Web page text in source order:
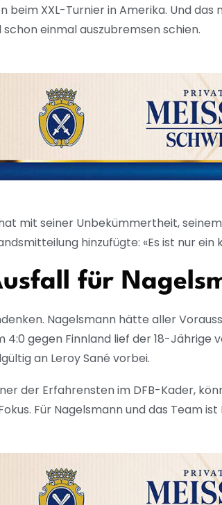
XXL-Turnier in Amerika. Und
einmal auszubremsen schien.
mit seiner Unbekümmertheit,
hinzufügte: «Es ist nur
für
Nagelsmann hätte aller
4:0 gegen Finnland lief der 18-
an Leroy Sané vorbei.
der Erfahrensten im DFB-Kader,
Für Nagelsmann und das Team